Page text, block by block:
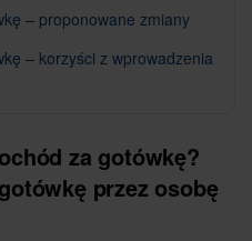
– proponowane zmiany
– korzyści z wprowadzenia
za gotówkę?
przez osobę